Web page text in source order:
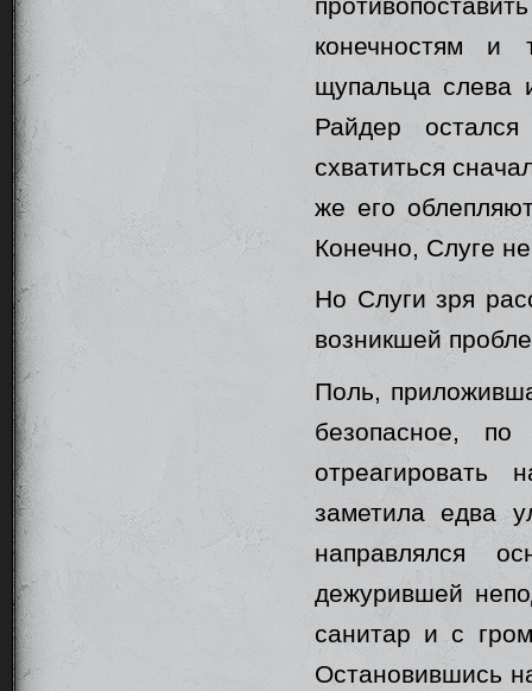
конечностям и
щупальца слева
Райдер
схватиться
же его
Конечно, Слуге
Но Слуги зря
возникшей
Поль,
безопасное,
заметила едва
направлялся
дежурившей
санитар и с
Остановившись